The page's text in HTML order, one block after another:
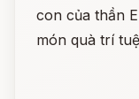
con của thần
món quà trí